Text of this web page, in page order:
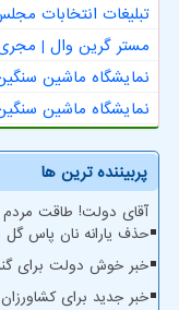
تبلیغات انتخابات
مستر گرین وال | مجری
نمایشگاه ماشین
نمایشگاه ماشین
پربیننده ترین ها
آقای دولت! طاقت مردم
حذف یارانه نان پاس
خبر خوش دولت برای
خبر جدید برای کشاورزان